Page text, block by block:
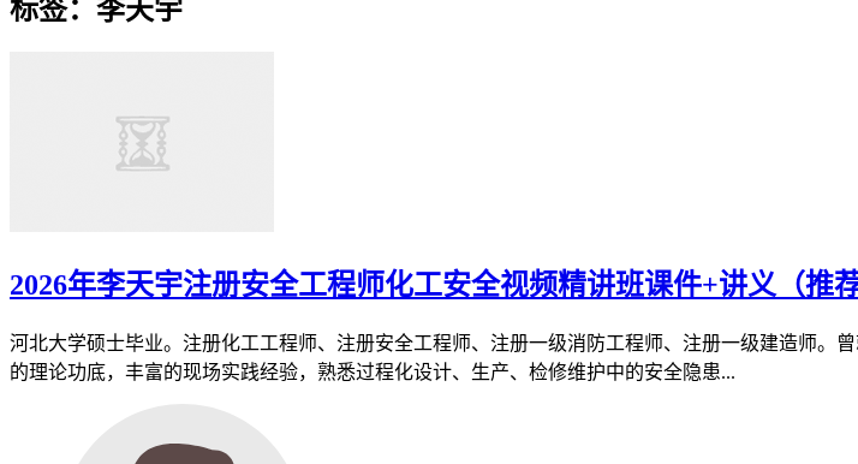
标签：李天宇
2026年李天宇注册安全工程师化工安全视频精讲班课件+讲义（推荐
河北大学硕士毕业。注册化工工程师、注册安全工程师、注册一级消防工程师、注册一级建造师。
的理论功底，丰富的现场实践经验，熟悉过程化设计、生产、检修维护中的安全隐患...